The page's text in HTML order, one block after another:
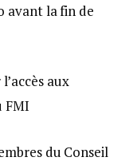
avant la fin de
aux
FMI
du Conseil